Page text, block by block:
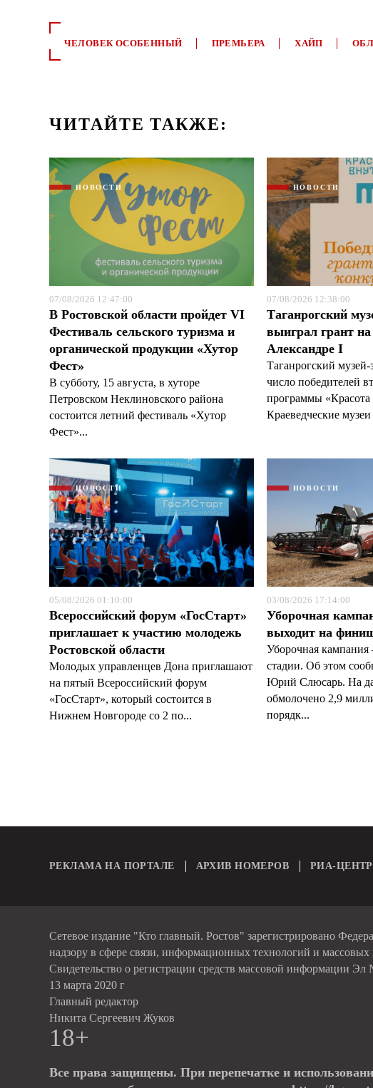
ЧЕЛОВЕК ОСОБЕННЫЙ ПРЕМЬЕРА ХАЙП
ЧИТАЙТЕ ТАКЖЕ:
НОВОСТИ
07/08/2026 12:47:00
В Ростовской области пройдет VI
Фестиваль сельского туризма и
органической продукции «Хутор
Фест»
В субботу, 15 августа, в хуторе
Петровском Неклиновского района
состоится летний фестиваль «Хутор
Фест»...
НОВОСТИ
07/08/2026 12:38:00
Таганрогский
выиграл грант на
Александре I
Таганрогский
число победителей
программы «Красота
Краеведческие
НОВОСТИ
05/08/2026 01:10:00
Всероссийский форум «ГосСтарт»
приглашает к участию молодежь
Ростовской области
Молодых управленцев Дона приглашают
на пятый Всероссийский форум
«ГосСтарт», который состоится в
Нижнем Новгороде со 2 по...
НОВОСТИ
03/08/2026 17:14:00
Уборочная
выходит на
Уборочная
стадии. Об этом
Юрий Слюсарь. На
обмолочено 2,9
порядк...
Я
РЕКЛАМА НА ПОРТАЛЕ АРХИВ НОМЕРОВ РИА-ЦЕНТР
Сетевое издание "Кто главный. Ростов" зарегистрировано
надзору в сфере связи, информационных технологий и
Свидетельство о регистрации средств массовой информации
13 марта 2020 г
Главный редактор
Никита Сергеевич Жуков
18+
Все права защищены. При перепечатке и
Я